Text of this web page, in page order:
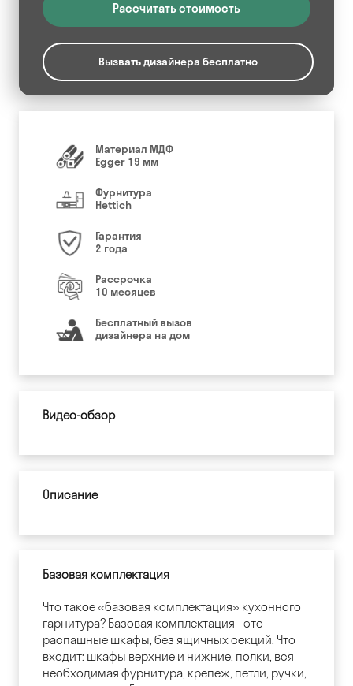
Рассчитать стоимость
Вызвать дизайнера бесплатно
Материал МДФ
Egger 19 мм
Фурнитура
Hettich
Гарантия
2 года
Рассрочка
10 месяцев
Бесплатный вызов
дизайнера на дом
Видео-обзор
Описание
Базовая комплектация
Что такое «базовая комплектация» кухонного
гарнитура? Базовая комплектация - это
распашные шкафы, без ящичных секций. Что
входит: шкафы верхние и нижние, полки, вся
необходимая фурнитура, крепёж, петли, ручки,